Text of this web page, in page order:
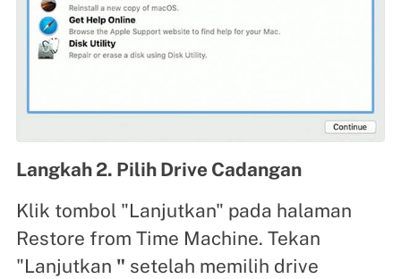
Langkah 2. Pilih Drive Cadangan
Klik tombol "Lanjutkan" pada halaman
Restore from Time Machine. Tekan
"Lanjutkan " setelah memilih drive